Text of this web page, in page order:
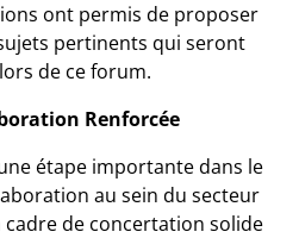
ont permis de proposer
pertinents qui seront
de ce forum.
Renforcée
étape importante dans le
au sein du secteur
de concertation solide